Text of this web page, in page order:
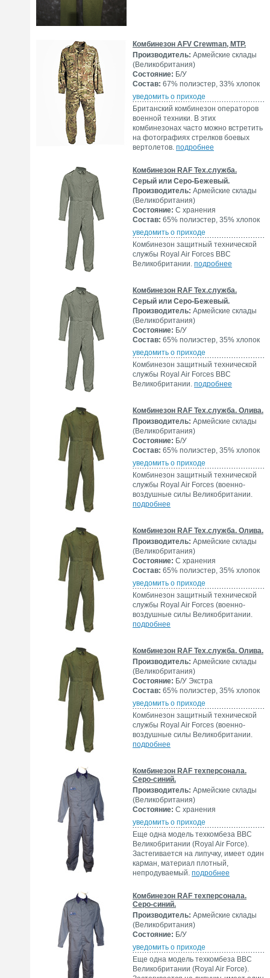
Комбинезон AFV Crewman, MTP.
Производитель: Армейские склады
(Великобритания)
Состояние: Б/У
Состав: 67% полиэстер, 33% хлопок
уведомить о приходе
Британский комбинезон операторов
военной техники. В этих
комбинезонах часто можно встретить
на фотографиях стрелков боевых
вертолетов. подробнее
Комбинезон RAF Тех.служба.
Cерый или Серо-Бежевый.
Производитель: Армейские склады
(Великобритания)
Состояние: С хранения
Состав: 65% полиэстер, 35% хлопок
уведомить о приходе
Комбинезон защитный технической
службы Royal Air Forces ВВС
Великобритании. подробнее
Комбинезон RAF Тех.служба.
Cерый или Серо-Бежевый.
Производитель: Армейские склады
(Великобритания)
Состояние: Б/У
Состав: 65% полиэстер, 35% хлопок
уведомить о приходе
Комбинезон защитный технической
службы Royal Air Forces ВВС
Великобритании. подробнее
Комбинезон RAF Тех.служба. Олива.
Производитель: Армейские склады
(Великобритания)
Состояние: Б/У
Состав: 65% полиэстер, 35% хлопок
уведомить о приходе
Комбинезон защитный технической
службы Royal Air Forces (военно-
воздушные силы Великобритании.
подробнее
Комбинезон RAF Тех.служба. Олива.
Производитель: Армейские склады
(Великобритания)
Состояние: С хранения
Состав: 65% полиэстер, 35% хлопок
уведомить о приходе
Комбинезон защитный технической
службы Royal Air Forces (военно-
воздушные силы Великобритании.
подробнее
Комбинезон RAF Тех.служба. Олива.
Производитель: Армейские склады
(Великобритания)
Состояние: Б/У Экстра
Состав: 65% полиэстер, 35% хлопок
уведомить о приходе
Комбинезон защитный технической
службы Royal Air Forces (военно-
воздушные силы Великобритании.
подробнее
Комбинезон RAF техперсонала.
Серо-синий.
Производитель: Армейские склады
(Великобритания)
Состояние: С хранения
уведомить о приходе
Еще одна модель техкомбеза ВВС
Великобритании (Royal Air Force).
Застегивается на липучку, имеет один
карман, материал плотный,
непродуваемый. подробнее
Комбинезон RAF техперсонала.
Серо-синий.
Производитель: Армейские склады
(Великобритания)
Состояние: Б/У
уведомить о приходе
Еще одна модель техкомбеза ВВС
Великобритании (Royal Air Force).